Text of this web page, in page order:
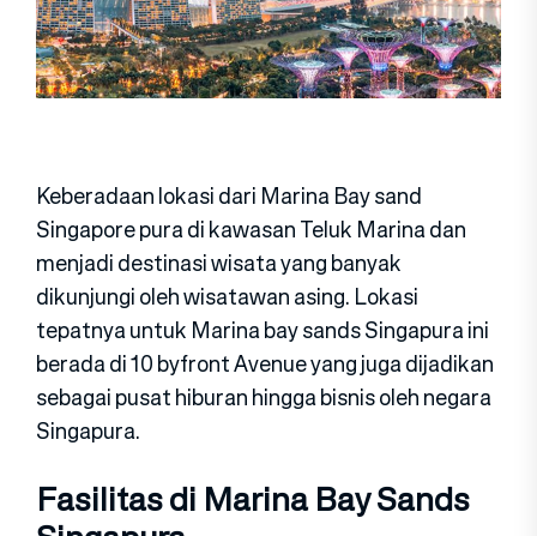
Keberadaan lokasi dari Marina Bay sand
Singapore pura di kawasan Teluk Marina dan
menjadi destinasi wisata yang banyak
dikunjungi oleh wisatawan asing. Lokasi
tepatnya untuk Marina bay sands Singapura ini
berada di 10 byfront Avenue yang juga dijadikan
sebagai pusat hiburan hingga bisnis oleh negara
Singapura.
Fasilitas di Marina Bay Sands